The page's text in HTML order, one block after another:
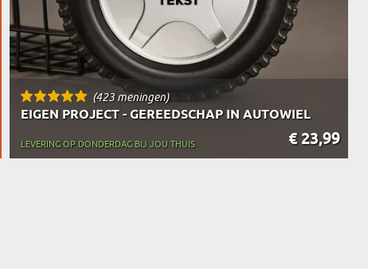
(423 meningen)
EIGEN PROJECT - GEREEDSCHAP IN AUTOWIEL
€ 23,99
LEVERING OP DONDERDAG BIJ JOU THUIS